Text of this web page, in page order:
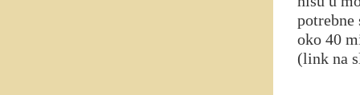
potrebne
oko 40
(link na